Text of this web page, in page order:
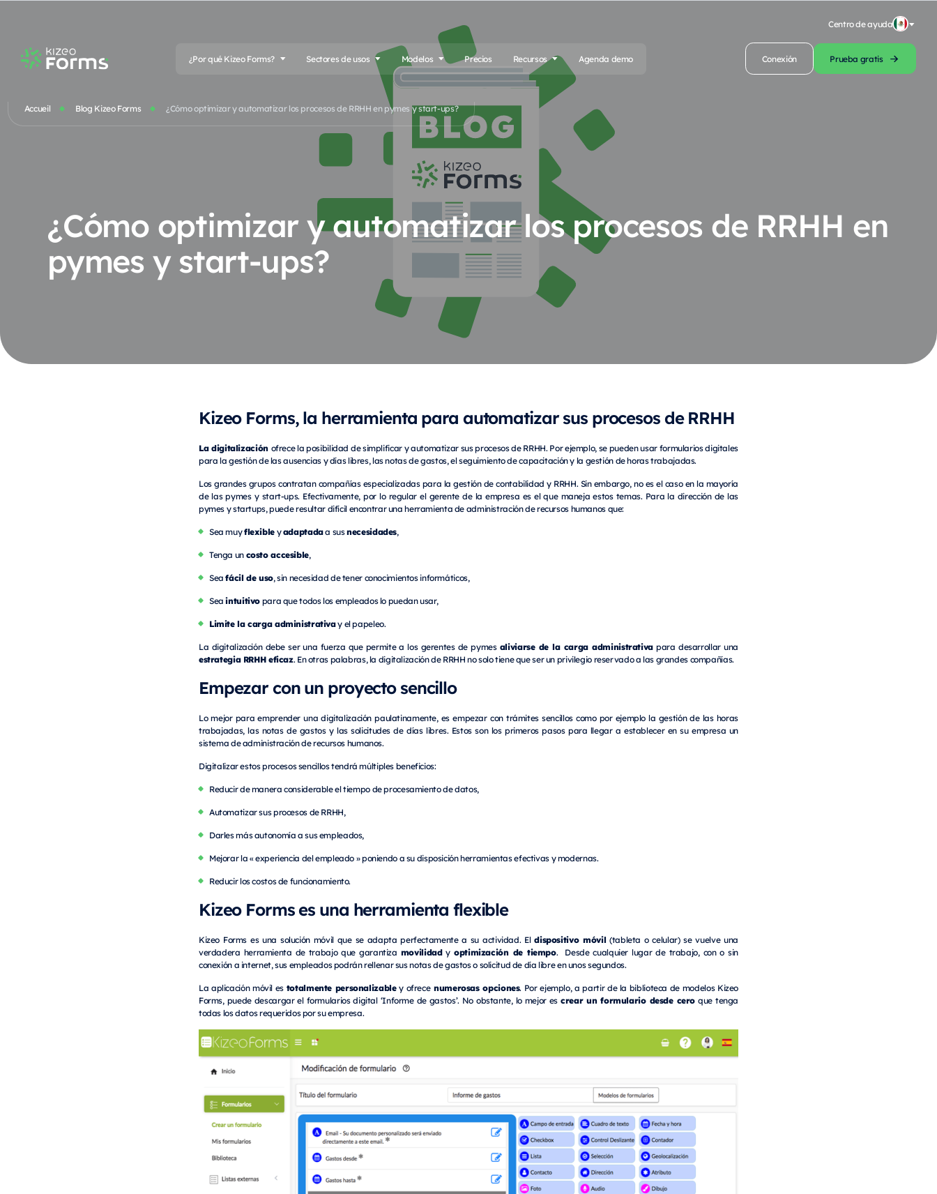
Centro de ayuda
¿Por qué Kizeo Forms? Sectores de usos Modelos Precios Recursos Agenda demo Conexión Prueba gratis
Accueil Blog Kizeo Forms ¿Cómo optimizar y automatizar los procesos de RRHH en pymes y start-ups?
¿Cómo optimizar y automatizar los procesos de RRHH en
pymes y start-ups?
Kizeo Forms, la herramienta para automatizar sus procesos de RRHH
La digitalización ofrece la posibilidad de simplificar y automatizar sus procesos de RRHH. Por ejemplo, se pueden usar formularios digitales
para la gestión de las ausencias y días libres, las notas de gastos, el seguimiento de capacitación y la gestión de horas trabajadas.
Los grandes grupos contratan compañías especializadas para la gestión de contabilidad y RRHH. Sin embargo, no es el caso en la mayoría
de las pymes y start-ups. Efectivamente, por lo regular el gerente de la empresa es el que maneja estos temas. Para la dirección de las
pymes y startups, puede resultar difícil encontrar una herramienta de administración de recursos humanos que:
Sea muyflexibleyadaptadaa susnecesidades,
Tenga uncosto accesible,
Seafácil de uso, sin necesidad de tener conocimientos informáticos,
Seaintuitivopara que todos los empleados lo puedan usar,
Limite la carga administrativay el papeleo.
La digitalización debe ser una fuerza que permite a los gerentes de pymes aliviarse de la carga administrativapara desarrollar una
estrategia RRHH eficaz. En otras palabras, la digitalización de RRHH no solo tiene que ser un privilegio reservado a las grandes compañías.
Empezar con un proyecto sencillo
Lo mejor para emprender una digitalización paulatinamente, es empezar con trámites sencillos como por ejemplo la gestión de las horas
trabajadas, las notas de gastos y las solicitudes de días libres. Estos son los primeros pasos para llegar a establecer en su empresa un
sistema de administración de recursos humanos.
Digitalizar estos procesos sencillos tendrá múltiples beneficios:
Reducir de manera considerable el tiempo de procesamiento de datos,
Automatizar sus procesos de RRHH,
Darles más autonomía a sus empleados,
Mejorar la « experiencia del empleado » poniendo a su disposición herramientas efectivas y modernas.
Reducir los costos de funcionamiento.
Kizeo Forms es una herramienta flexible
Kizeo Forms es una solución móvil que se adapta perfectamente a su actividad. Eldispositivo móvil (tableta o celular) se vuelve una
verdadera herramienta de trabajo que garantiza movilidadyoptimización de tiempo. Desde cualquier lugar de trabajo, con o sin
conexión a internet, sus empleados podrán rellenar sus notas de gastos o solicitud de día libre en unos segundos.
La aplicación móvil es totalmente personalizabley ofrecenumerosas opciones. Por ejemplo, a partir de la biblioteca de modelos Kizeo
Forms, puede descargar el formularios digital ‘Informe de gastos’. No obstante, lo mejor escrear un formulario desde cero que tenga
todas los datos requeridos por su empresa.